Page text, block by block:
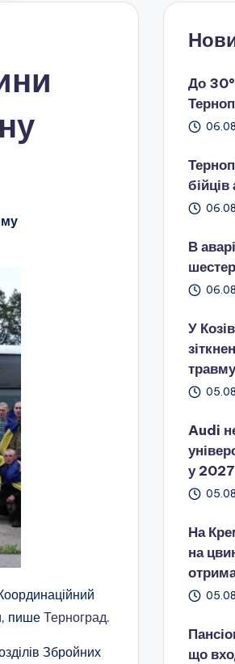
пише Терноград.
Збройних
До 30°
В
У
Audi
у 2027
На
на
що